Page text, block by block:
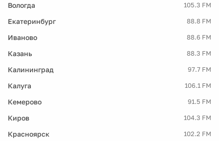
Вологда 105.3 FM
Екатеринбург 88.8 FM
Иваново 88.6 FM
Казань 88.3 FM
Калининград 97.7 FM
Калуга 106.1 FM
Кемерово 91.5 FM
Киров 104.3 FM
Красноярск 102.2 FM